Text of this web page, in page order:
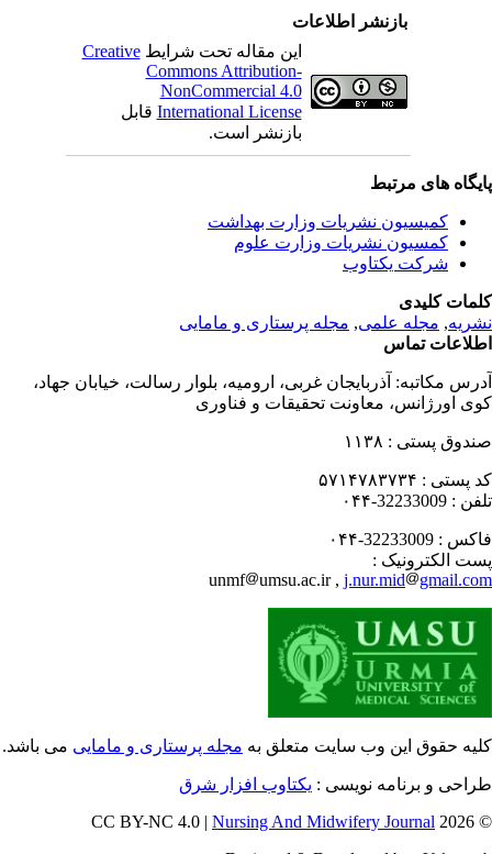
بازنشر اطلاعات
این مقاله تحت شرایطCreative
Commons Attribution-
NonCommercial 4.0
International Licenseقابل
بازنشر است.
های مرتبط
کمیسیون نشریات وزارت بهداشت
کمسیون نشریات وزارت علوم
شرکت یکتاوب
کلیدی
,مجله علمی, مجله پرستاری و مامایی
تماس
مکاتبه:آذربایجان غربی، ارومیه، بلوار رسالت، خیابان جهاد،
اورژانس، معاونت تحقیقات و فناوری
پستی : ۱۱۳۸
پستی : ۵۷۱۴۷۸۳۷۳۴
: 32233009-۰۴۴
: 32233009-۰۴۴
الکترونیک :
unmf
umsu.ac.ir ,j.nur.mid
حقوق این وب سایت متعلق بهمجله پرستاری و ماماییمی باشد.
و برنامه نویسی : یکتاوب افزار شرق
©
Nursing And Midwifery Journal